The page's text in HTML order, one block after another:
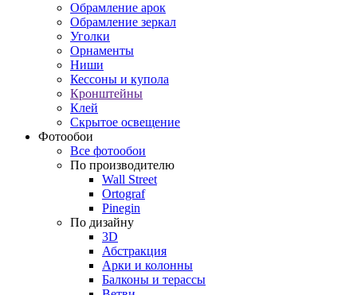
Обрамление арок
Обрамление зеркал
Уголки
Орнаменты
Ниши
Кессоны и купола
Кронштейны
Клей
Скрытое освещение
Фотообои
Все фотообои
По производителю
Wall Street
Ortograf
Pinegin
По дизайну
3D
Абстракция
Арки и колонны
Балконы и терассы